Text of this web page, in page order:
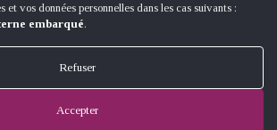
SUPÉRIEURE D'ARTS ET MÉTIERS
MENTIONS LÉGALES
et vos données personnelles dans les cas suivants :
embarqué.
Refuser
Accepter